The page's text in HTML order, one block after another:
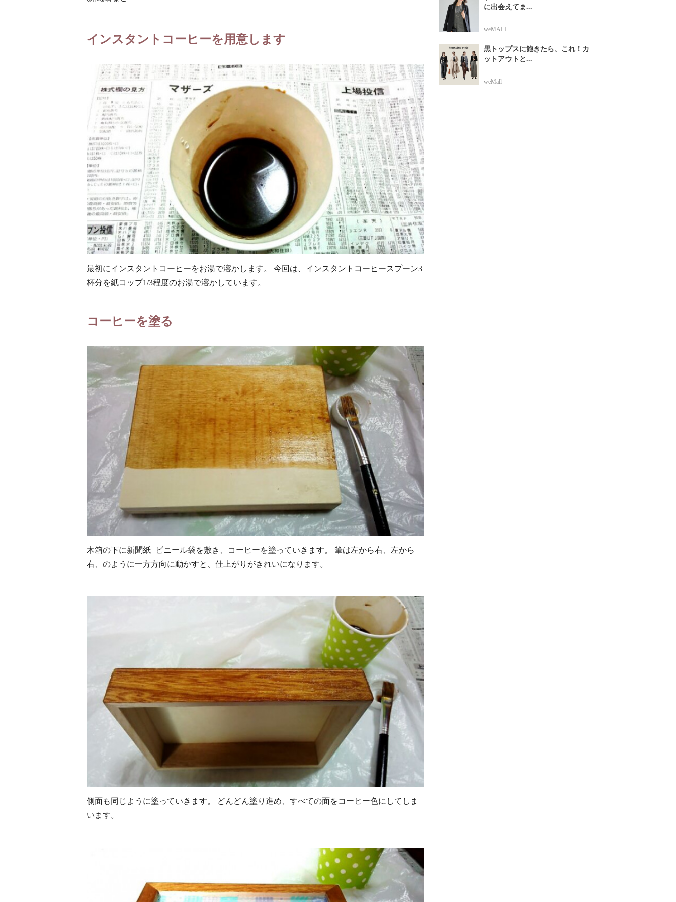
インスタントコーヒーを用意します
最初にインスタントコーヒーをお湯で溶かします。 今回は、インスタントコーヒースプーン3
杯分を紙コップ1/3程度のお湯で溶かしています。
コーヒーを塗る
木箱の下に新聞紙+ビニール袋を敷き、コーヒーを塗っていきます。 筆は左から右、左から
右、のように一方方向に動かすと、仕上がりがきれいになります。
側面も同じように塗っていきます。 どんどん塗り進め、すべての面をコーヒー色にしてしま
います。
に出会えてま...
weMALL
黒トップスに飽きたら、これ！カ
ットアウトと...
weMall